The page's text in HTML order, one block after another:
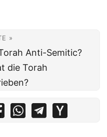
»
Anti-Semitic?
die Torah